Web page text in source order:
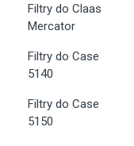
Filtry do Claas
Mercator
Filtry do Case
5140
Filtry do Case
5150